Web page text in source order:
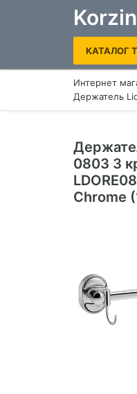
КАТАЛОГ
Интернет
Держатель
0803 3
Chrome